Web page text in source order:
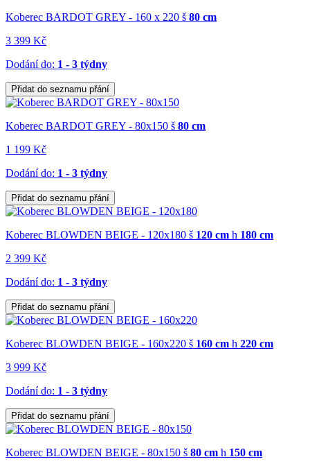
Koberec BARDOT GREY - 160 x 220 š 80 cm
3 399 Kč
Dodání do: 1 - 3 týdny
Přidat do seznamu přání
Koberec BARDOT GREY - 80x150 š 80 cm
1 199 Kč
Dodání do: 1 - 3 týdny
Přidat do seznamu přání
Koberec BLOWDEN BEIGE - 120x180 š 120 cm h 180 cm
2 399 Kč
Dodání do: 1 - 3 týdny
Přidat do seznamu přání
Koberec BLOWDEN BEIGE - 160x220 š 160 cm h 220 cm
3 999 Kč
Dodání do: 1 - 3 týdny
Přidat do seznamu přání
Koberec BLOWDEN BEIGE - 80x150 š 80 cm h 150 cm